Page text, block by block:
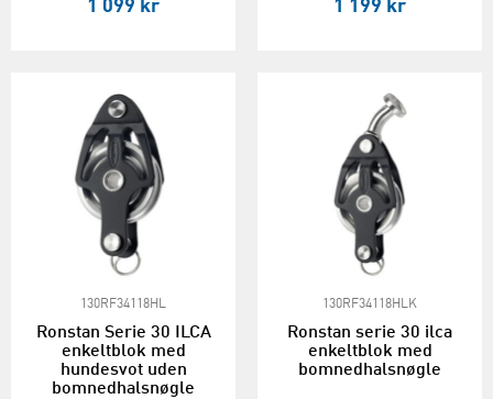
1 099 kr 1 199 kr
130RF34118HL
Ronstan Serie 30 ILCA
enkeltblok med
hundesvot uden
bomnedhalsnøgle
130RF34118HLK
Ronstan serie 30 ilca
enkeltblok med
bomnedhalsnøgle